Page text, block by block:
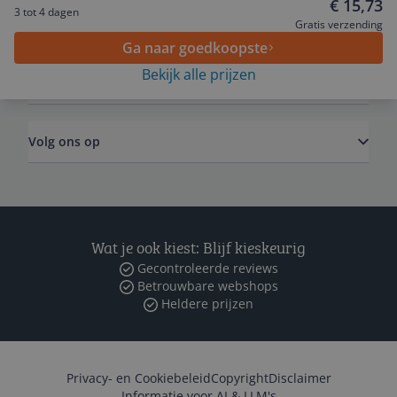
3 tot 4 dagen € 15,73
Gratis verzending
Ga naar goedkoopste
Bekijk alle prijzen
Algemeen
Volg ons op
Wat je ook kiest: Blijf kieskeurig
Gecontroleerde reviews
Betrouwbare webshops
Heldere prijzen
Privacy- en CookiebeleidCopyrightDisclaimer